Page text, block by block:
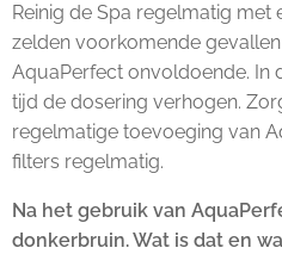
Reinig de Spa regelmatig met
zelden voorkomende
AquaPerfect onvoldoende. In
tijd de dosering verhogen.
regelmatige toevoeging van
filters regelmatig.
Na het gebruik van
donkerbruin. Wat is dat en